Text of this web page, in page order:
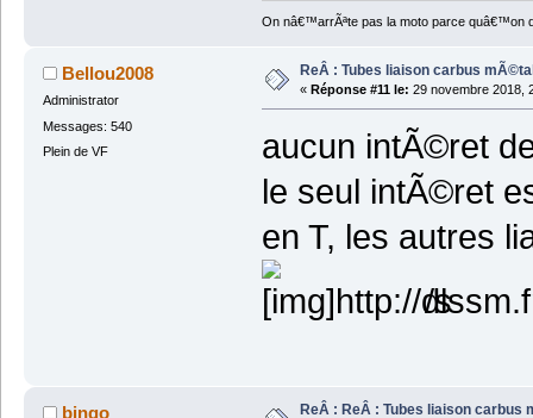
On nâ€™arrÃªte pas la moto parce quâ€™on
Bellou2008
Administrator
Messages: 540
Plein de VF
ReÂ : Tubes liaison carbus
« Réponse #11 le: 29 novembre 2018,
aucun intÃ©ret
le seul intÃ©ret
en T, les autres
/s
bingo ReÂ : ReÂ : Tubes liaison carbus